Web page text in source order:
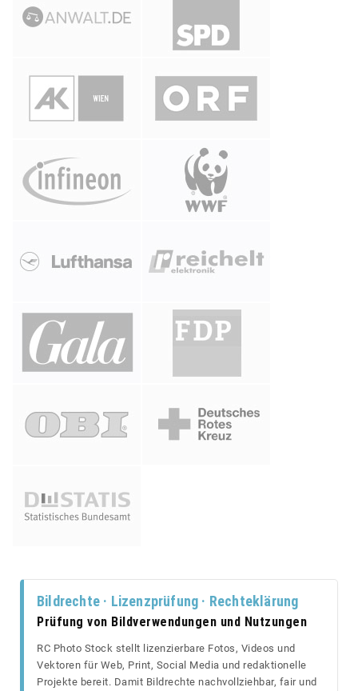
Bildrechte · Lizenzprüfung · Rechteklärung
Prüfung von Bildverwendungen und Nutzungen
RC Photo Stock stellt lizenzierbare Fotos, Videos und
Vektoren für Web, Print, Social Media und redaktionelle
Projekte bereit. Damit Bildrechte nachvollziehbar, fair und